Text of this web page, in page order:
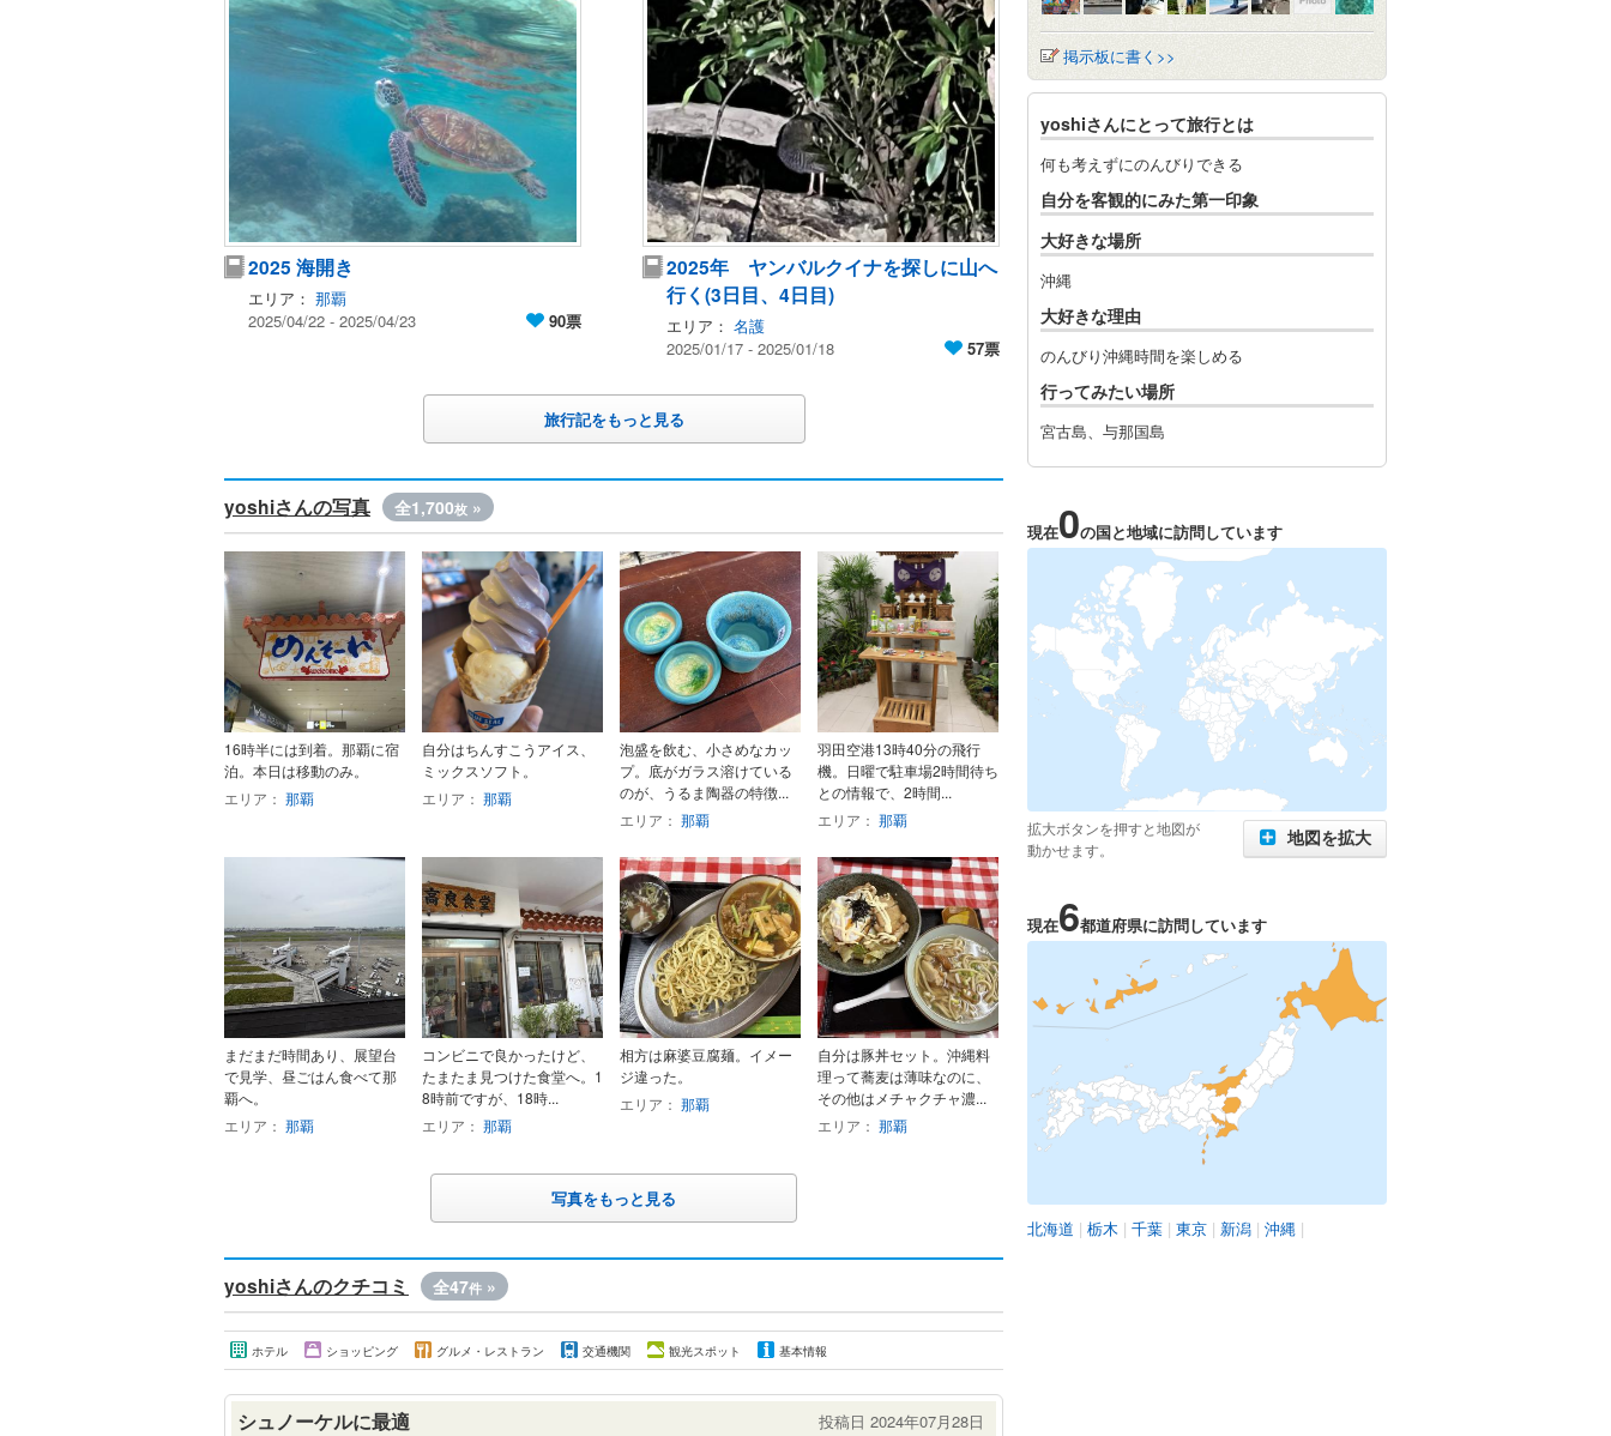
2025 海開き
エリア： 那覇
2025/04/22 - 2025/04/23
90票
2025年 ヤンバルクイナを探しに山へ
行く(3日目、4日目)
エリア： 名護
2025/01/17 - 2025/01/18
57票
旅行記をもっと見る
yoshiさんの写真 全1,700枚 »
16時半には到着。那覇に宿
泊。本日は移動のみ。
エリア： 那覇
自分はちんすこうアイス、
ミックスソフト。
エリア： 那覇
泡盛を飲む、小さめなカッ
プ。底がガラス溶けている
のが、うるま陶器の特徴...
エリア： 那覇
羽田空港13時40分の飛行
機。日曜で駐車場2時間待ち
との情報で、2時間...
エリア： 那覇
まだまだ時間あり、展望台
で見学、昼ごはん食べて那
覇へ。
エリア： 那覇
コンビニで良かったけど、
たまたま見つけた食堂へ。1
8時前ですが、18時...
エリア： 那覇
相方は麻婆豆腐麺。イメー
ジ違った。
エリア： 那覇
自分は豚丼セット。沖縄料
理って蕎麦は薄味なのに、
その他はメチャクチャ濃...
エリア： 那覇
写真をもっと見る
yoshiさんのクチコミ 全47件 »
ホテル ショッピング グルメ・レストラン 交通機関 観光スポット 基本情報
シュノーケルに最適 投稿日 2024年07月28日
掲示板に書く>>
yoshiさんにとって旅行とは
何も考えずにのんびりできる
自分を客観的にみた第一印象
大好きな場所
沖縄
大好きな理由
のんびり沖縄時間を楽しめる
行ってみたい場所
宮古島、与那国島
現在0の国と地域に訪問しています
拡大ボタンを押すと地図が
動かせます。
地図を拡大
現在6都道府県に訪問しています
北海道 | 栃木 | 千葉 | 東京 | 新潟 | 沖縄 |